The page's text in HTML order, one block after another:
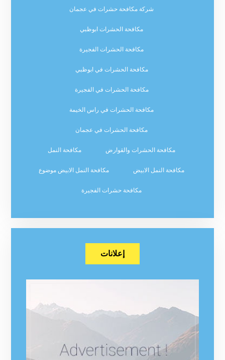
شركة مكافحة حشرات في عجمان
مكافحة الحشرات ابوظبي
مكافحة الحشرات الفجيرة
مكافحة الحشرات في ابوظبي
مكافحة الحشرات في الفجيرة
مكافحة الحشرات في راس الخيمة
مكافحة الحشرات في عجمان
مكافحة الحشرات والقوارض مكافحة النمل
مكافحة النمل الابيض مكافحة النمل الابيض موضوع
مكافحة حشرات الفجيرة
إعلانات